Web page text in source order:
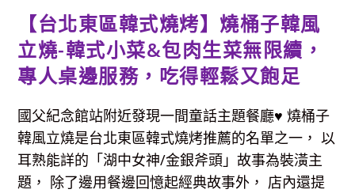
豆
粉
粿？
快
來
品
嚐
的
經
典
古
早
味！
【台北東區韓式燒烤】燒桶子韓風
立燒-韓式小菜&包肉生菜無限續，
專人桌邊服務，吃得輕鬆又飽足
國父紀念館站附近發現一間童話主題餐廳♥ 燒桶子
韓風立燒是台北東區韓式燒烤推薦的名單之一， 以
耳熟能詳的「湖中女神/金銀斧頭」故事為裝潢主
題， 除了邊用餐邊回憶起經典故事外， 店內還提